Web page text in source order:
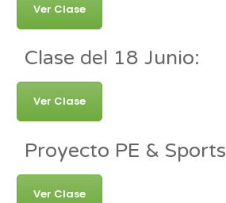
Ver Clase
Clase del 18 Junio:
Ver Clase
Proyecto PE & Sports
Ver Clase